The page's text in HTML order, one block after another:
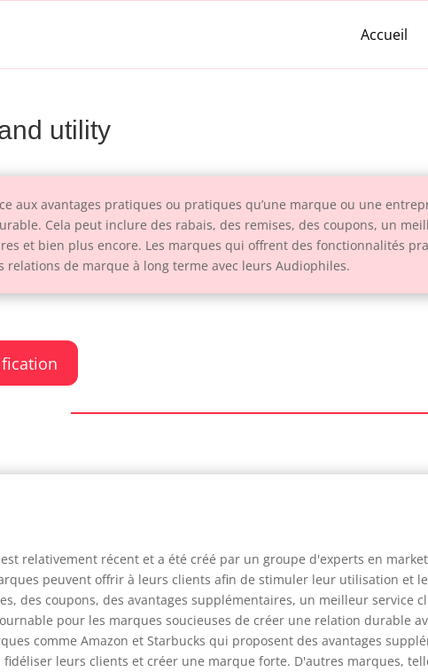
Accueil
utility
aux avantages pratiques ou pratiques qu’une marque ou une
Cela peut inclure des rabais, des remises, des coupons, un
et bien plus encore. Les marques qui offrent des fonctionnalités
relations de marque à long terme avec leurs Audiophiles.
relativement récent et a été créé par un groupe d'experts en
peuvent offrir à leurs clients afin de stimuler leur utilisation et
des coupons, des avantages supplémentaires, un meilleur service
pour les marques soucieuses de créer une relation durable
comme Amazon et Starbucks qui proposent des avantages
leurs clients et créer une marque forte. D'autres marques,